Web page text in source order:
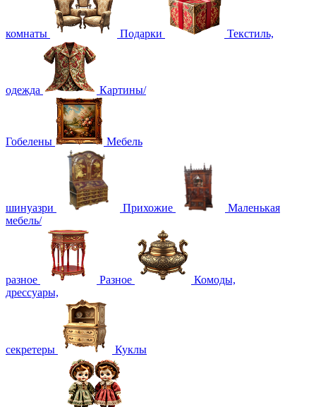
комнаты Подарки Текстиль,
одежда Картины/
Гобелены Мебель
шинуазри Прихожие
Маленькая
мебель/
разное Разное
Комоды,
дрессуары,
секретеры Куклы